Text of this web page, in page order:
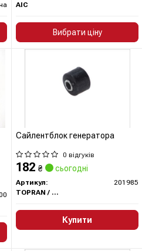
AIC
Вибрати ціну
Сайлентблок генератора
0 відгуків
182 ₴ сьогодні
Артикул:
201985
TOPRAN / HANS PRIES
Купити